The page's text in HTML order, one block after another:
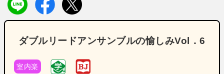
ダブルリードアンサンブルの愉しみVol．6
室内楽